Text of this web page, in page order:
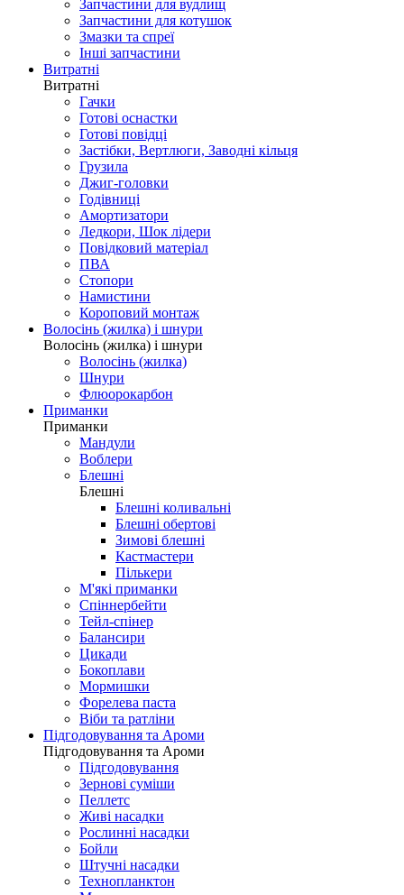
Запчастини для вудлищ
Запчастини для котушок
Змазки та спреї
Інші запчастини
Витратні
Витратні
Гачки
Готові оснастки
Готові повідці
Застібки, Вертлюги, Заводні кільця
Грузила
Джиг-головки
Годівниці
Амортизатори
Ледкори, Шок лідери
Повідковий матеріал
ПВА
Стопори
Намистини
Короповий монтаж
Волосінь (жилка) і шнури
Волосінь (жилка) і шнури
Волосінь (жилка)
Шнури
Флюорокарбон
Приманки
Приманки
Мандули
Воблери
Блешні
Блешні
Блешні коливальні
Блешні обертові
Зимові блешні
Кастмастери
Пількери
М'які приманки
Спіннербейти
Тейл-спінер
Балансири
Цикади
Бокоплави
Мормишки
Форелева паста
Віби та ратліни
Підгодовування та Ароми
Підгодовування та Ароми
Підгодовування
Зернові суміши
Пеллетс
Живі насадки
Рослинні насадки
Бойли
Штучні насадки
Технопланктон